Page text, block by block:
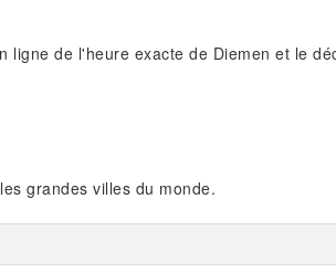
de l'heure exacte de Diemen et le
grandes villes du monde.